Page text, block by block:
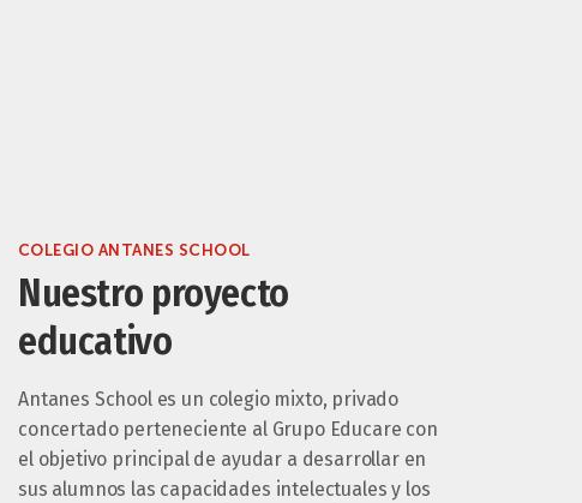
COLEGIO ANTANES SCHOOL
Nuestro proyecto
educativo
Antanes School es un colegio mixto, privado
concertado perteneciente al Grupo Educare con
el objetivo principal de ayudar a desarrollar en
sus alumnos las capacidades intelectuales y los